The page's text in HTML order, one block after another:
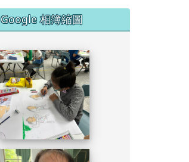
DSC_1953.JPG
DSC_1951.JPG
DSC_1949.JPG
Google 相簿縮圖